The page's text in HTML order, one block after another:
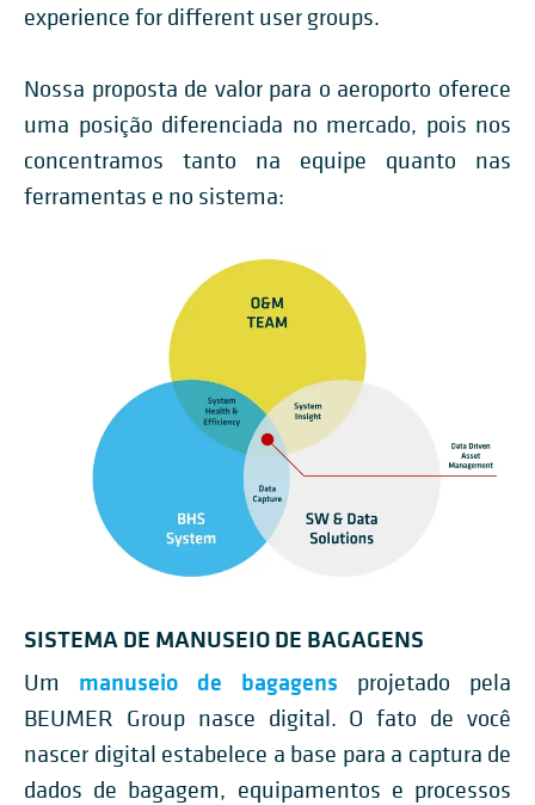
experience for different user groups.
Nossa proposta de valor para o aeroporto oferece
uma posição diferenciada no mercado, pois nos
concentramos tanto na equipe quanto nas
ferramentas e no sistema:
SISTEMA DE MANUSEIO DE BAGAGENS
Um manuseio de bagagens projetado pela
BEUMER Group nasce digital. O fato de você
nascer digital estabelece a base para a captura de
dados de bagagem, equipamentos e processos